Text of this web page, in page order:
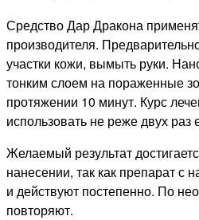
Средство Дар Дракона
производителя.
участки кожи, вымыть руки.
тонким слоем на пораженные
протяжении 10 минут. Курс
использовать не реже двух раз
Желаемый результат
нанесении, так как препарат с
и действуют постепенно. По
повторяют.